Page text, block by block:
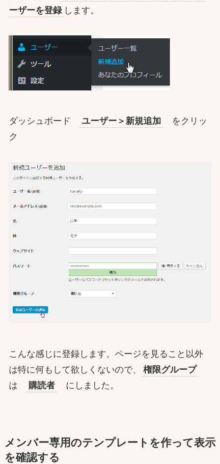
ーザーを登録 します。
ダッシュボード ユーザー＞新規追加
をクリッ
ク
こんな感じに登録します。ページを見ること以外
は特に何もして欲しくないので、
権限グループ
は
購読者 にしました。
メンバー専用のテンプレートを作って表示
を確認する